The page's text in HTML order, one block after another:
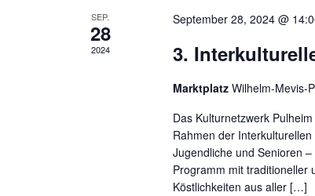
SEP.
28
2024
September 28, 2024 @
3.
Marktplatz Wilhelm-Mevis-
Das Kulturnetzwerk
Rahmen der
Jugendliche und Senioren
Programm mit traditioneller
Köstlichkeiten aus aller […]